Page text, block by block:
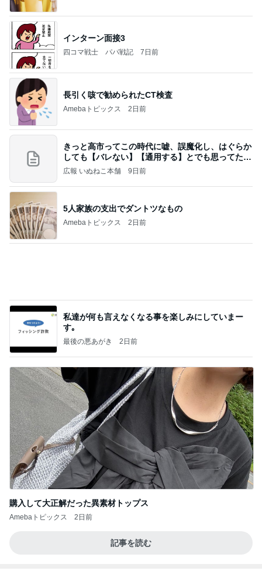
長引く咳で勧められたCT検査
Amebaトピックス 2日前
きっと高市ってこの時代に嘘、誤魔化し、はぐらか
しても【バレない】【通用する】とでも思ってたん
だろ
広報 いぬねこ本舗 9日前
5人家族の支出でダントツなもの
私達が何も言えなくなる事を楽しみにしていまー
す｡
最後の悪あがき 2日前
購入して大正解だった異素材トップス
Amebaトピックス 2日前
記事を読む